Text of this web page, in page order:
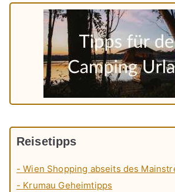
Reisetipps
- Wien Shopping abseits des
- Krumau Geheimtipps